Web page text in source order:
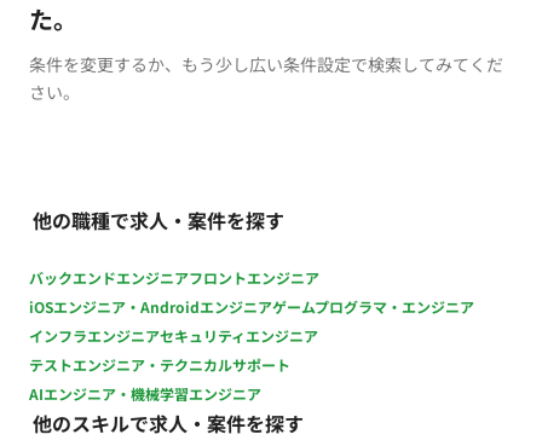
た。
条件を変更するか、もう少し広い条件設定で検索してみてくだ
さい。
他の職種で求人・案件を探す
バックエンドエンジニアフロントエンジニア
iOSエンジニア・Androidエンジニアゲームプログラマ・エンジニア
インフラエンジニアセキュリティエンジニア
テストエンジニア・テクニカルサポート
AIエンジニア・機械学習エンジニア
他のスキルで求人・案件を探す